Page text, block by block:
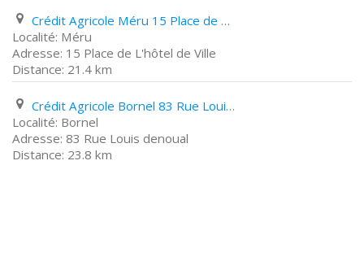
Crédit Agricole Méru 15 Place de L'hôtel de Ville
Méru
15 Place de L'hôtel de Ville
21.4 km
Crédit Agricole Bornel 83 Rue Louis denoual
Bornel
83 Rue Louis denoual
23.8 km